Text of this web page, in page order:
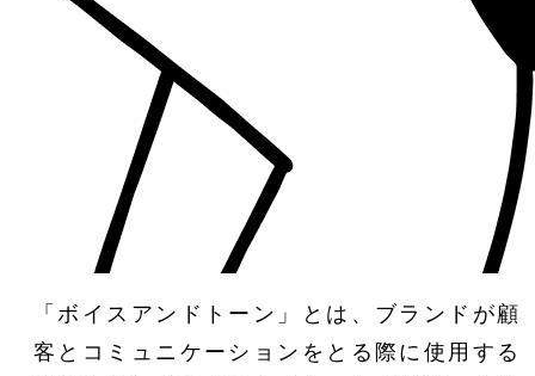
「ボイスアンドトーン」とは、ブランドが顧
客とコミュニケーションをとる際に使用する